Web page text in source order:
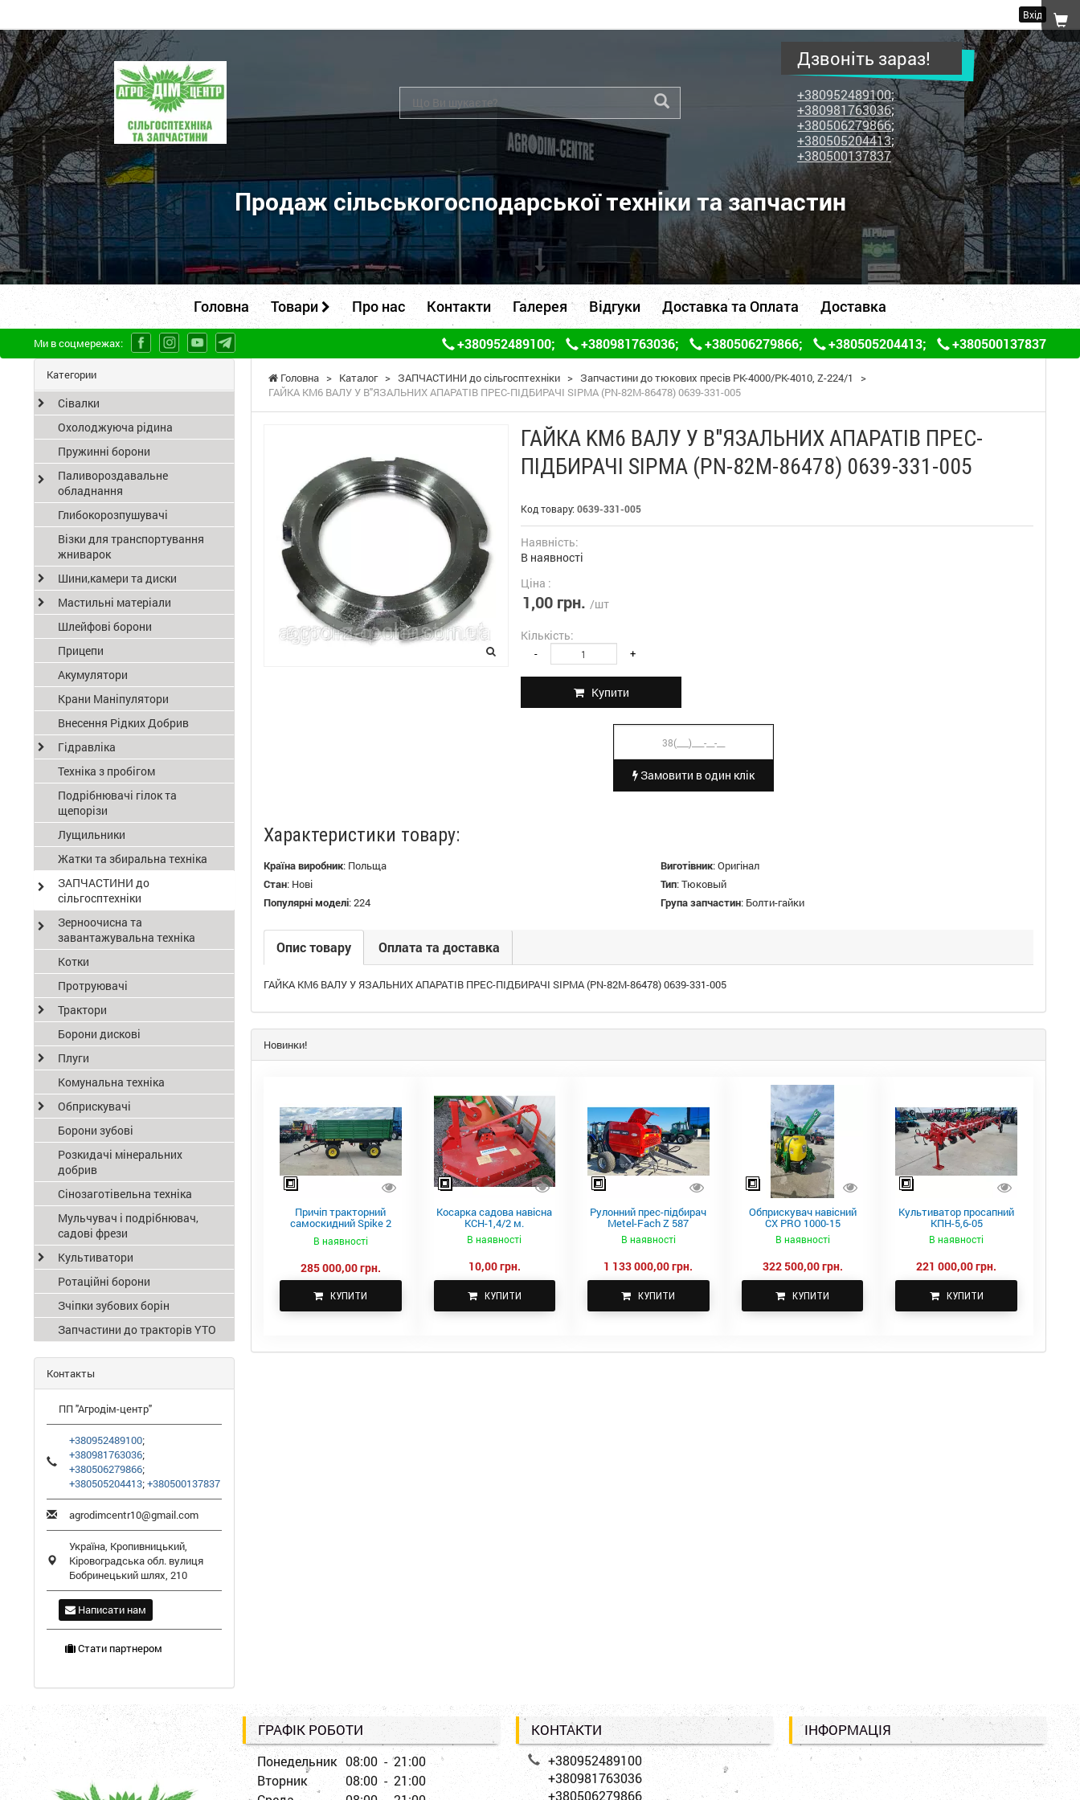
Вхід
ПП
"Агродім-
центр"
-
продаж
сільськогосподарської
техніки
та
запчастин
Дзвоніть зараз!
+380952489100;
+380981763036;
+380506279866;
+380505204413;
+380500137837
Продаж сільськогосподарської техніки та запчастин
Головна Товари Про нас Контакти Галерея Відгуки Доставка та Оплата Доставка
Ми в соцмережах: +380952489100; +380981763036; +380506279866; +380505204413; +380500137837
Головна > Каталог > ЗАПЧАСТИНИ до сільгосптехніки > Запчастини до тюкових пресів PK-4000/PK-4010, Z-224/1
>
ГАЙКА KM6 ВАЛУ У В"ЯЗАЛЬНИХ АПАРАТІВ ПРЕС-ПІДБИРАЧІ SIPMA (PN-82M-86478) 0639-331-005
ГАЙКА KM6 ВАЛУ У В"ЯЗАЛЬНИХ АПАРАТІВ ПРЕС-
ПІДБИРАЧІ SIPMA (PN-82M-86478) 0639-331-005
Код товару: 0639-331-005
Наявність:
В наявності
Ціна :
1,00 грн. /шт
Кількість:
- +
Купити
Замовити в один клік
Характеристики товару:
Країна виробник: Польща Виготівник:Оригінал
Стан: Нові Тип:Тюковый
Популярні моделі:224 Група запчастин: Болти-гайки
Опис товару Оплата та доставка
ГАЙКА KM6 ВАЛУ У ЯЗАЛЬНИХ АПАРАТІВ ПРЕС-ПІДБИРАЧІ SIPMA (PN-82M-86478) 0639-331-005
Новинки!
Причіп тракторний
самоскидний Spike 2
В наявності
285 000,00 грн.
КУПИТИ
Косарка садова навісна
КСН-1,4/2 м.
В наявності
10,00 грн.
КУПИТИ
Рулонний прес-підбирач
Metel-Fach Z 587
В наявності
1 133 000,00 грн.
КУПИТИ
Обприскувач навісний
CX PRO 1000-15
В наявності
322 500,00 грн.
КУПИТИ
Культиватор просапний
КПН-5,6-05
В наявності
221 000,00 грн.
КУПИТИ
Категории
Сівалки
Охолоджуюча рідина
Пружинні борони
Паливороздавальне
обладнання
Глибокорозпушувачі
Візки для транспортування
жниварок
Шини,камери та диски
Мастильні матеріали
Шлейфові борони
Прицепи
Акумулятори
Крани Маніпулятори
Внесення Рідких Добрив
Гідравліка
Техніка з пробігом
Подрібнювачі гілок та
щепорізи
Лущильники
Жатки та збиральна техніка
ЗАПЧАСТИНИ до
сільгосптехніки
Зерноочисна та
завантажувальна техніка
Котки
Протруювачі
Трактори
Борони дискові
Плуги
Комунальна техніка
Обприскувачі
Борони зубові
Розкидачі мінеральних
добрив
Сінозаготівельна техніка
Мульчувач і подрібнювач,
садові фрези
Культиватори
Ротаційні борони
Зчіпки зубових борін
Запчастини до тракторів YTO
Контакты
ПП "Агродім-центр"
+380952489100;
+380981763036;
+380506279866;
+380505204413;+380500137837
agrodimcentr10@gmail.com
Україна, Кропивницький,
Кіровоградська обл. вулиця
Бобринецький шлях, 210
Написати нам
Стати партнером
ГРАФІК РОБОТИ
Понедельник 08:00 - 21:00
Вторник
08:00 - 21:00
КОНТАКТИ
+380952489100
+380981763036
+380506279866
ІНФОРМАЦІЯ